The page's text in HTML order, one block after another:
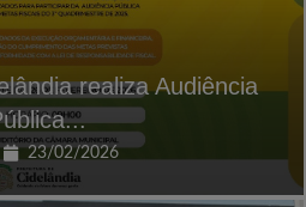
realiza Audiência
23/02/2026